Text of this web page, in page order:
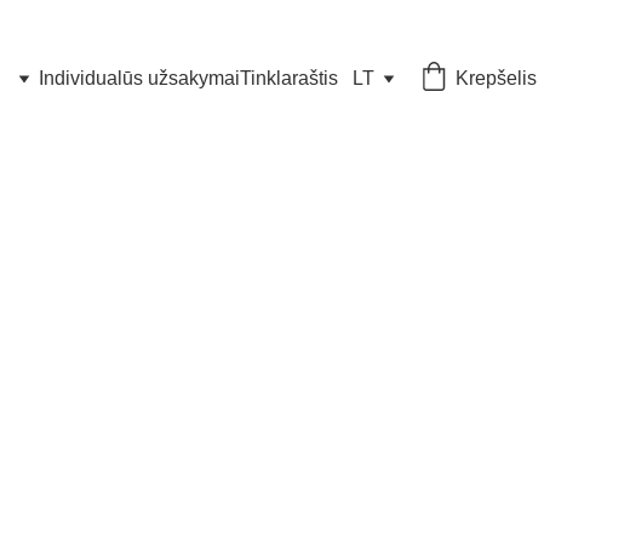
Individualūs užsakymaiTinklaraštis LT Krepšelis